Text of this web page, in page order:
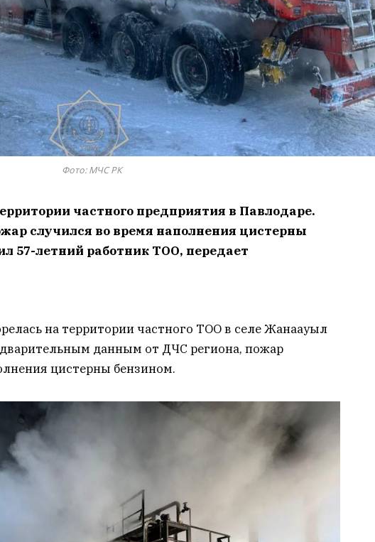
Фото: МЧС РК
частного предприятия в Павлодаре.
случился во время наполнения цистерны
57-летний работник ТОО, передает
на территории частного ТОО в селе Жанаауыл
данным от ДЧС региона, пожар
цистерны бензином.